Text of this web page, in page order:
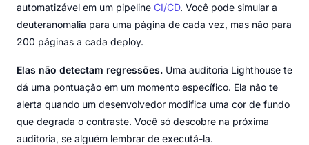
automatizável em um pipeline CI/CD. Você pode simular a
deuteranomalia para uma página de cada vez, mas não para
200 páginas a cada deploy.
Elas não detectam regressões. Uma auditoria Lighthouse te
dá uma pontuação em um momento específico. Ela não te
alerta quando um desenvolvedor modifica uma cor de fundo
que degrada o contraste. Você só descobre na próxima
auditoria, se alguém lembrar de executá-la.